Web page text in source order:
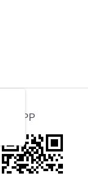
官方APP